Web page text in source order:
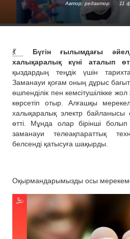
Автор: редактор 11
💃
Бүгін ғылымдағы
халықаралық күні аталып
қыздардың теңдік үшін
Заманауи қоғам оның дұрыс
өшпенділік пен кемсітушілікке
көрсетіп отыр. Алғашқы
халықаралық электр
өтті. Мұнда олар бірінші
заманауи телеақпараттық
белсенді қатысуға шақырды.
Оқырмандарымызды осы